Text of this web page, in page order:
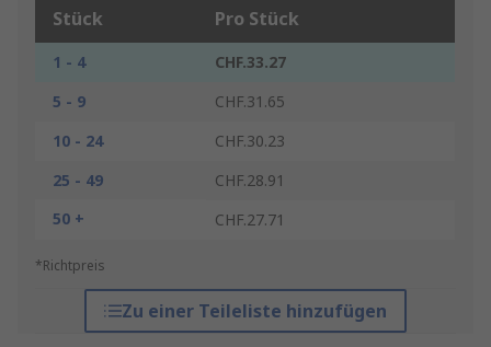
Stück Pro Stück
1 - 4
CHF.33.27
5 - 9
CHF.31.65
10 - 24
CHF.30.23
25 - 49
CHF.28.91
50 +
CHF.27.71
*Richtpreis
Zu einer Teileliste hinzufügen